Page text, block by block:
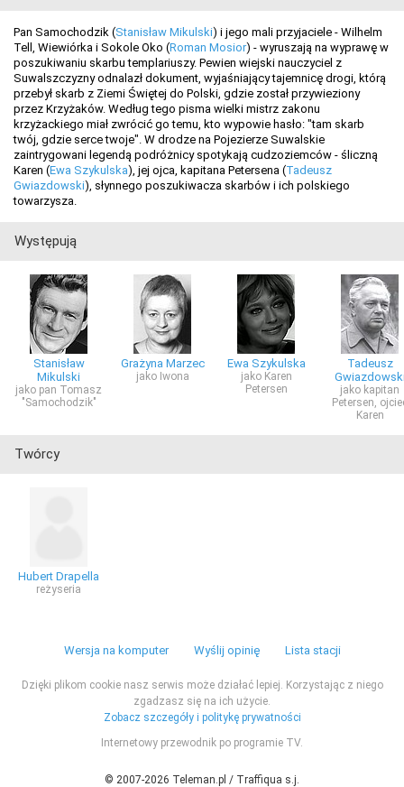
Pan Samochodzik (Stanisław Mikulski) i jego mali przyjaciele - Wilhelm
Tell, Wiewiórka i Sokole Oko (Roman Mosior) - wyruszają na wyprawę w
poszukiwaniu skarbu templariuszy. Pewien wiejski nauczyciel z
Suwalszczyzny odnalazł dokument, wyjaśniający tajemnicę drogi, którą
przebył skarb z Ziemi Świętej do Polski, gdzie został przywieziony
przez Krzyżaków. Według tego pisma wielki mistrz zakonu
krzyżackiego miał zwrócić go temu, kto wypowie hasło: "tam skarb
twój, gdzie serce twoje". W drodze na Pojezierze Suwalskie
zaintrygowani legendą podróżnicy spotykają cudzoziemców - śliczną
Karen (Ewa Szykulska), jej ojca, kapitana Petersena (Tadeusz
Gwiazdowski), słynnego poszukiwacza skarbów i ich polskiego
towarzysza.
Występują
Stanisław
Mikulski
jako pan Tomasz
"Samochodzik"
Grażyna Marzec
jako Iwona
Ewa Szykulska
jako Karen
Petersen
Tadeusz
jako kapitan
Petersen,
Karen
Twórcy
Hubert Drapella
reżyseria
Wersja na komputer Wyślij opinię Lista stacji
Dzięki plikom cookie nasz serwis może działać lepiej. Korzystając z niego
zgadzasz się na ich użycie.
Zobacz szczegóły i politykę prywatności
Internetowy przewodnik po programie TV.
© 2007-2026 Teleman.pl / Traffiqua s.j.